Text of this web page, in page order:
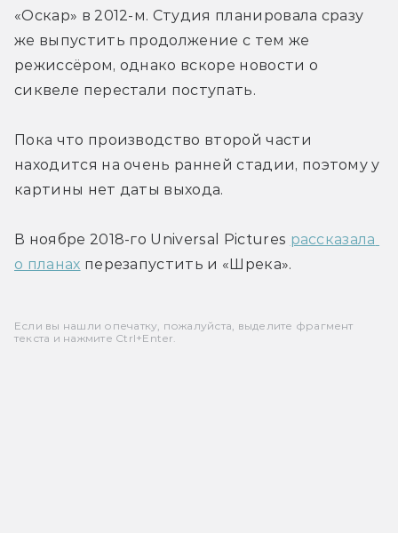
«Оскар» в 2012-м. Студия планировала сразу
же выпустить продолжение с тем же
режиссёром, однако вскоре новости о
сиквеле перестали поступать.
Пока что производство второй части
находится на очень ранней стадии, поэтому у
картины нет даты выхода.
В ноябре 2018-го Universal Pictures рассказала
о планах перезапустить и «Шрека».
Если вы нашли опечатку, пожалуйста, выделите фрагмент
текста и нажмите Ctrl+Enter.